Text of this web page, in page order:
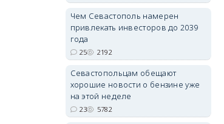
Чем Севастополь намерен
привлекать инвесторов до 2039
года
25 2192
Севастопольцам обещают
хорошие новости о бензине уже
на этой неделе
23 5782